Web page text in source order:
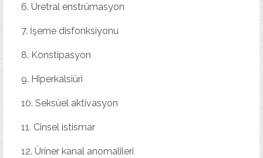
Uretral enstrümasyon
İşeme disfonksiyonu
Konstipasyon
Hiperkalsiüri
Seksüel aktivasyon
Cinsel istismar
Üriner kanal anomalileri